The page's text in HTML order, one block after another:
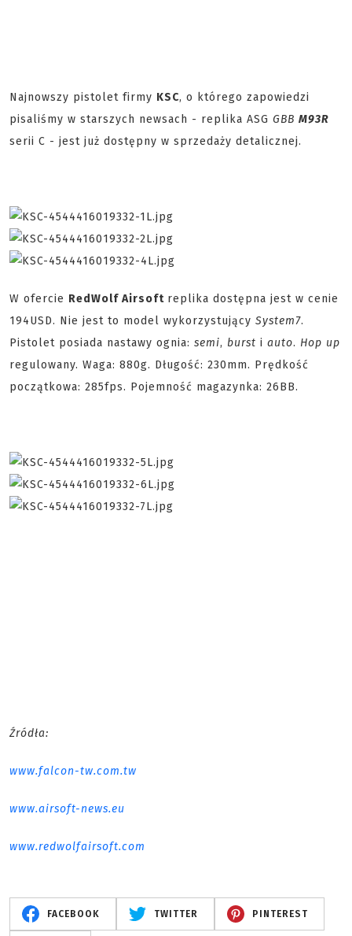
Najnowszy pistolet firmy KSC, o którego zapowiedzi
pisaliśmy w starszych newsach - replika ASG GBB M93R
serii C - jest już dostępny w sprzedaży detalicznej.
W ofercie RedWolf Airsoft replika dostępna jest w cenie
194USD. Nie jest to model wykorzystujący System7.
Pistolet posiada nastawy ognia: semi, burst i auto. Hop up
regulowany. Waga: 880g. Długość: 230mm. Prędkość
początkowa: 285fps. Pojemność magazynka: 26BB.
Źródła:
www.falcon-tw.com.tw
www.airsoft-news.eu
www.redwolfairsoft.com
FACEBOOK TWITTER PINTEREST